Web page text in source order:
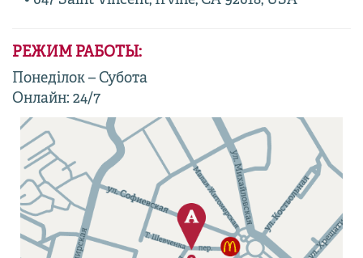
РЕЖИМ РАБОТЫ:
Понеділок – Субота
Онлайн: 24/7